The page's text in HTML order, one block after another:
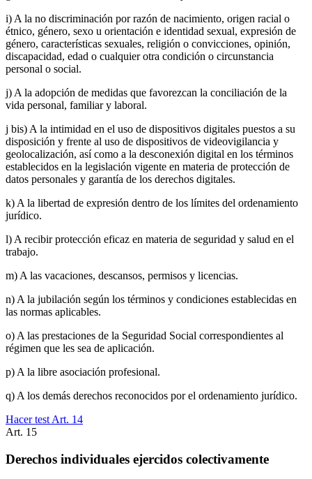
i) A la no discriminación por razón de nacimiento, origen racial o
étnico, género, sexo u orientación e identidad sexual, expresión de
género, características sexuales, religión o convicciones, opinión,
discapacidad, edad o cualquier otra condición o circunstancia
personal o social.
j) A la adopción de medidas que favorezcan la conciliación de la
vida personal, familiar y laboral.
j bis) A la intimidad en el uso de dispositivos digitales puestos a su
disposición y frente al uso de dispositivos de videovigilancia y
geolocalización, así como a la desconexión digital en los términos
establecidos en la legislación vigente en materia de protección de
datos personales y garantía de los derechos digitales.
k) A la libertad de expresión dentro de los límites del ordenamiento
jurídico.
l) A recibir protección eficaz en materia de seguridad y salud en el
trabajo.
m) A las vacaciones, descansos, permisos y licencias.
n) A la jubilación según los términos y condiciones establecidas en
las normas aplicables.
o) A las prestaciones de la Seguridad Social correspondientes al
régimen que les sea de aplicación.
p) A la libre asociación profesional.
q) A los demás derechos reconocidos por el ordenamiento jurídico.
Hacer test Art. 14
Art. 15
Derechos individuales ejercidos colectivamente